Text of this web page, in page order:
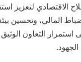
الاقتصادي لتعزيز
المالي، وتحسين
التعاون